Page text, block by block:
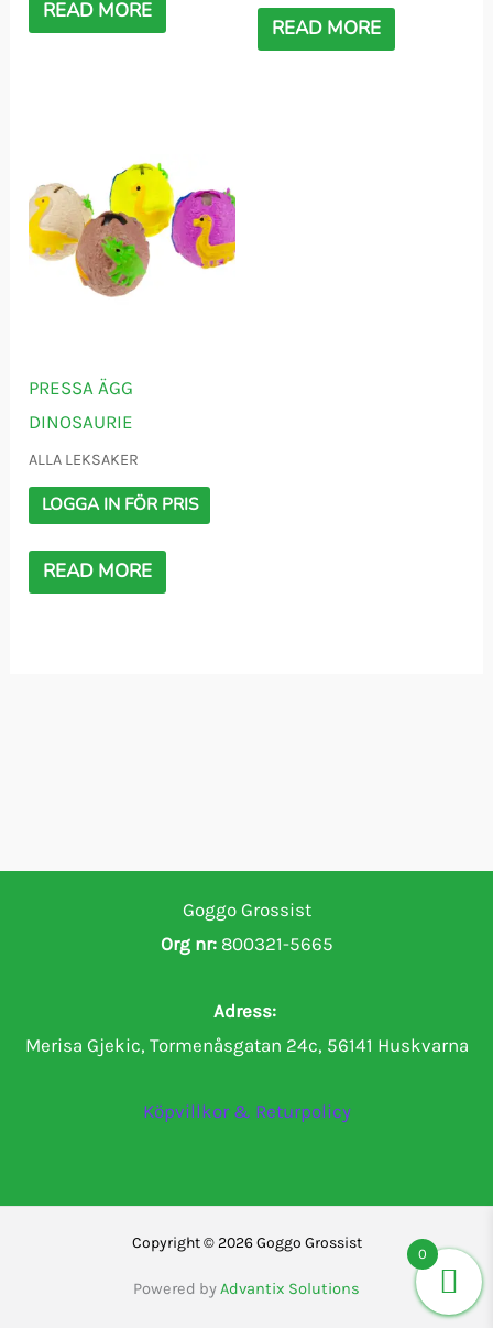
READ MORE
READ MORE
PRESSA ÄGG
DINOSAURIE
ALLA LEKSAKER
LOGGA IN FÖR PRIS
READ MORE
Goggo Grossist
Org nr:800321-5665
Adress:
Merisa Gjekic, Tormenåsgatan 24c, 56141 Huskvarna
Köpvillkor & Returpolicy
Copyright © 2026 Goggo Grossist
Powered byAdvantix Solutions
0